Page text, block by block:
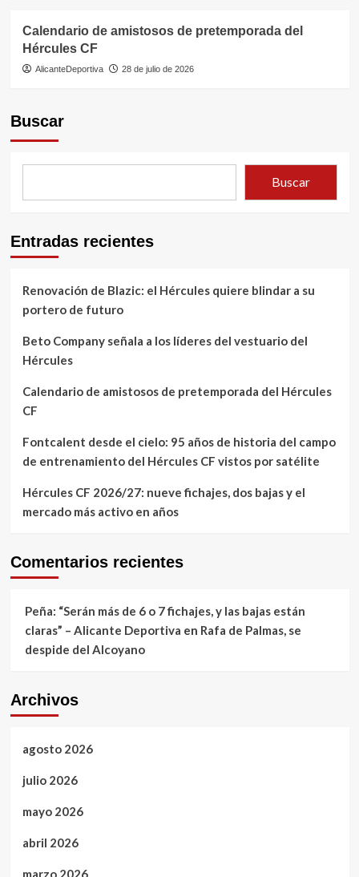
Calendario de amistosos de pretemporada del
Hércules CF
AlicanteDeportiva 28 de julio de 2026
Buscar
Buscar
Entradas recientes
Renovación de Blazic: el Hércules quiere blindar a su
portero de futuro
Beto Company señala a los líderes del vestuario del
Hércules
Calendario de amistosos de pretemporada del Hércules
CF
Fontcalent desde el cielo: 95 años de historia del campo
de entrenamiento del Hércules CF vistos por satélite
Hércules CF 2026/27: nueve fichajes, dos bajas y el
mercado más activo en años
Comentarios recientes
Peña: “Serán más de 6 o 7 fichajes, y las bajas están
claras” – Alicante Deportiva en Rafa de Palmas, se
despide del Alcoyano
Archivos
agosto 2026
julio 2026
mayo 2026
abril 2026
marzo 2026